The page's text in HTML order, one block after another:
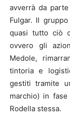
avverrà da
Fulgar. Il
quasi tutto ciò
ovvero gli
Medole,
tintoria e
gestiti tramite
marchio) in
Rodella stessa.